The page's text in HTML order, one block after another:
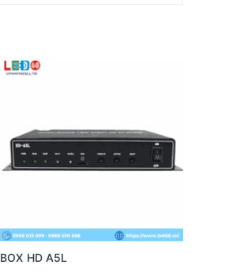
BOX HD A5L